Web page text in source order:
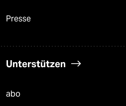
Presse
Unterstützen
abo